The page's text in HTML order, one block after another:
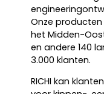
Onze
het Midden-
en andere 140
3.000 klanten.
RICHI kan